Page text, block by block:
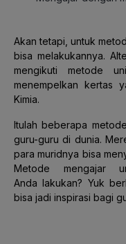
Akan tetapi, untuk
bisa melakukannya.
mengikuti metode
menempelkan kertas
Kimia.
Itulah beberapa
guru-guru di dunia.
para muridnya bisa
Metode mengajar
Anda lakukan? Yuk
bisa jadi inspirasi bagi